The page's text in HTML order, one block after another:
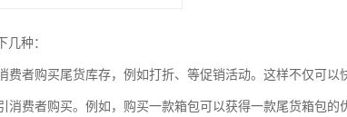
种：
费者购买尾货库存，例如打折、等促销活动。这样不仅可以
消费者购买。例如，购买一款箱包可以获得一款尾货箱包的